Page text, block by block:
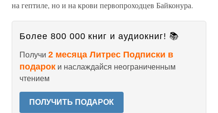
на гептиле, но и на крови первопроходцев Байконура.
Более 800 000 книг и аудиокниг! 📚
Получи 2 месяца Литрес Подписки в
подарок и наслаждайся неограниченным
чтением
ПОЛУЧИТЬ ПОДАРОК